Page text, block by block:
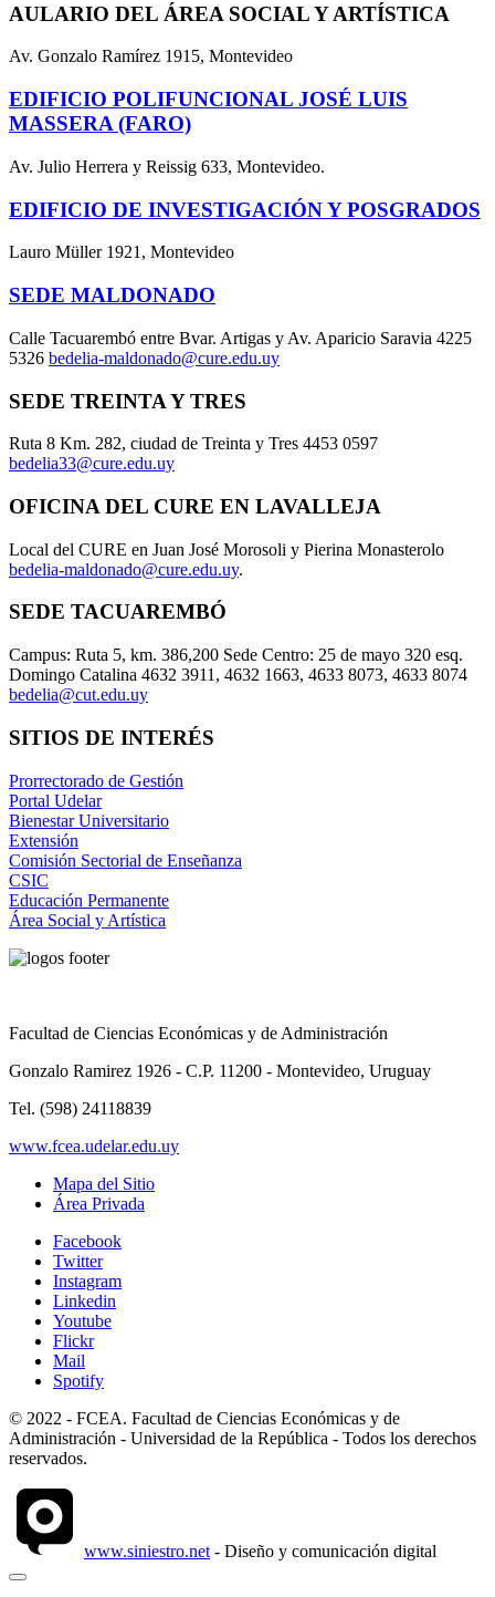
AULARIO DEL ÁREA SOCIAL Y ARTÍSTICA
Av. Gonzalo Ramírez 1915, Montevideo
EDIFICIO POLIFUNCIONAL JOSÉ LUIS
MASSERA (FARO)
Av. Julio Herrera y Reissig 633, Montevideo.
EDIFICIO DE INVESTIGACIÓN Y POSGRADOS
Lauro Müller 1921, Montevideo
SEDE MALDONADO
Calle Tacuarembó entre Bvar. Artigas y Av. Aparicio Saravia 4225
5326 bedelia-maldonado@cure.edu.uy
SEDE TREINTA Y TRES
Ruta 8 Km. 282, ciudad de Treinta y Tres 4453 0597
bedelia33@cure.edu.uy
OFICINA DEL CURE EN LAVALLEJA
Local del CURE en Juan José Morosoli y Pierina Monasterolo
bedelia-maldonado@cure.edu.uy.
SEDE TACUAREMBÓ
Campus: Ruta 5, km. 386,200 Sede Centro: 25 de mayo 320 esq.
Domingo Catalina 4632 3911, 4632 1663, 4633 8073, 4633 8074
bedelia@cut.edu.uy
SITIOS DE INTERÉS
Prorrectorado de Gestión
Portal Udelar
Bienestar Universitario
Extensión
Comisión Sectorial de Enseñanza
CSIC
Educación Permanente
Área Social y Artística
Facultad de Ciencias Económicas y de Administración
Gonzalo Ramirez 1926 - C.P. 11200 - Montevideo, Uruguay
Tel. (598) 24118839
www.fcea.udelar.edu.uy
Mapa del Sitio
Área Privada
Facebook
Twitter
Instagram
Linkedin
Youtube
Flickr
Mail
Spotify
© 2022 - FCEA. Facultad de Ciencias Económicas y de
Administración - Universidad de la República - Todos los derechos
reservados.
www.siniestro.net - Diseño y comunicación digital